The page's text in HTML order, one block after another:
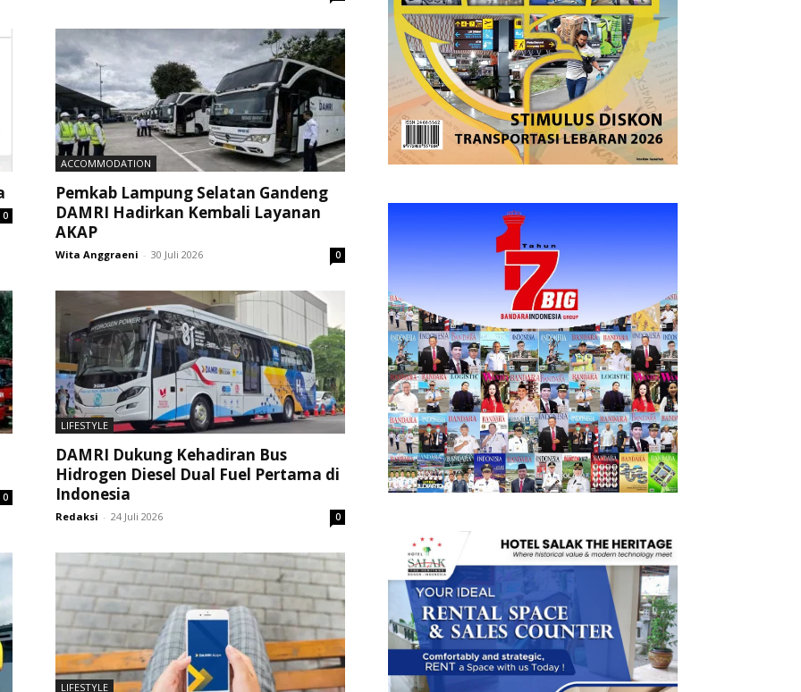
0
ACCOMMODATION
Pemkab Lampung Selatan Gandeng
DAMRI Hadirkan Kembali Layanan
AKAP
Wita Anggraeni - 30 Juli 2026 0
0
LIFESTYLE
DAMRI Dukung Kehadiran Bus
Hidrogen Diesel Dual Fuel Pertama di
Indonesia
Redaksi - 24 Juli 2026 0
LIFESTYLE